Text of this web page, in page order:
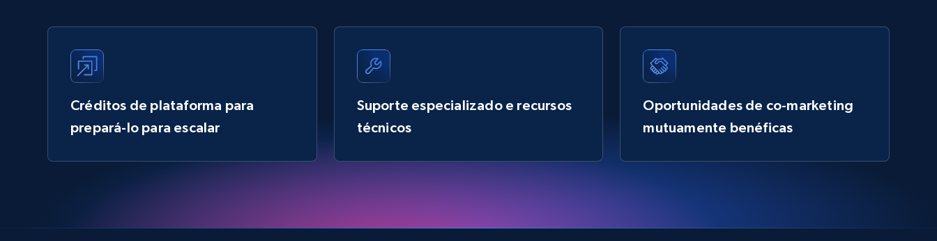
Créditos de plataforma para
prepará-lo para escalar
Suporte especializado e recursos
técnicos
Oportunidades de co-marketing
mutuamente benéficas